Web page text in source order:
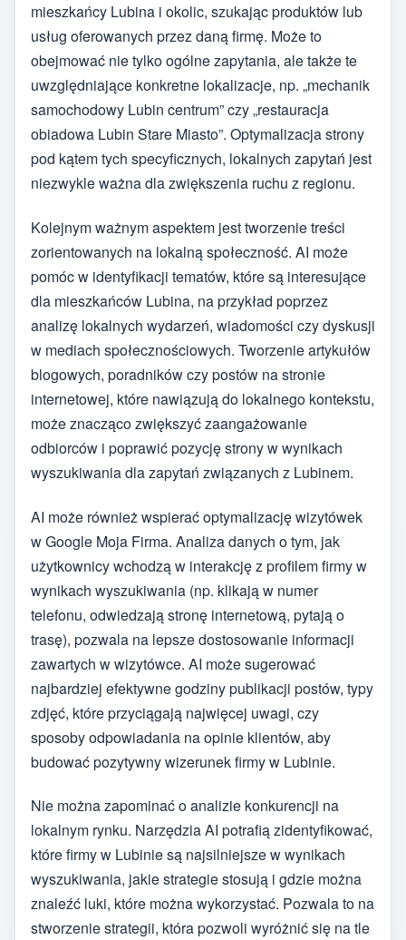
mieszkańcy Lubina i okolic, szukając produktów lub
usług oferowanych przez daną firmę. Może to
obejmować nie tylko ogólne zapytania, ale także te
uwzględniające konkretne lokalizacje, np. „mechanik
samochodowy Lubin centrum” czy „restauracja
obiadowa Lubin Stare Miasto”. Optymalizacja strony
pod kątem tych specyficznych, lokalnych zapytań jest
niezwykle ważna dla zwiększenia ruchu z regionu.
Kolejnym ważnym aspektem jest tworzenie treści
zorientowanych na lokalną społeczność. AI może
pomóc w identyfikacji tematów, które są interesujące
dla mieszkańców Lubina, na przykład poprzez
analizę lokalnych wydarzeń, wiadomości czy dyskusji
w mediach społecznościowych. Tworzenie artykułów
blogowych, poradników czy postów na stronie
internetowej, które nawiązują do lokalnego kontekstu,
może znacząco zwiększyć zaangażowanie
odbiorców i poprawić pozycję strony w wynikach
wyszukiwania dla zapytań związanych z Lubinem.
AI może również wspierać optymalizację wizytówek
w Google Moja Firma. Analiza danych o tym, jak
użytkownicy wchodzą w interakcję z profilem firmy w
wynikach wyszukiwania (np. klikają w numer
telefonu, odwiedzają stronę internetową, pytają o
trasę), pozwala na lepsze dostosowanie informacji
zawartych w wizytówce. AI może sugerować
najbardziej efektywne godziny publikacji postów, typy
zdjęć, które przyciągają najwięcej uwagi, czy
sposoby odpowiadania na opinie klientów, aby
budować pozytywny wizerunek firmy w Lubinie.
Nie można zapominać o analizie konkurencji na
lokalnym rynku. Narzędzia AI potrafią zidentyfikować,
które firmy w Lubinie są najsilniejsze w wynikach
wyszukiwania, jakie strategie stosują i gdzie można
znaleźć luki, które można wykorzystać. Pozwala to na
stworzenie strategii, która pozwoli wyróżnić się na tle